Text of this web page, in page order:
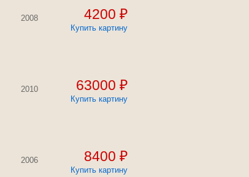
2008 4200 ₽
Купить картину
2010 63000 ₽
Купить картину
2006 8400 ₽
Купить картину